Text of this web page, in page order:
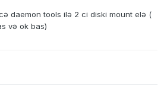
daemon tools ilə 2 ci diski mount elə (
və ok bas)